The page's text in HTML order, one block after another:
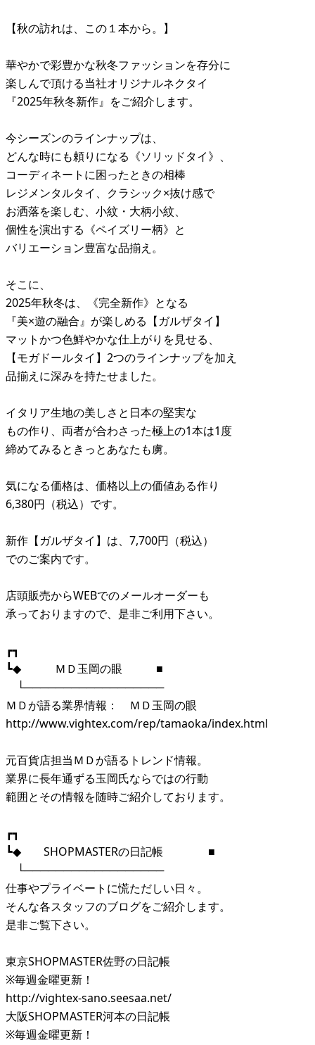
【秋の訪れは、この１本から。】
華やかで彩豊かな秋冬ファッションを存分に
楽しんで頂ける当社オリジナルネクタイ
『2025年秋冬新作』をご紹介します。
今シーズンのラインナップは、
どんな時にも頼りになる《ソリッドタイ》、
コーディネートに困ったときの相棒
レジメンタルタイ、クラシック×抜け感で
お洒落を楽しむ、小紋・大柄小紋、
個性を演出する《ペイズリー柄》と
バリエーション豊富な品揃え。
そこに、
2025年秋冬は、《完全新作》となる
『美×遊の融合』が楽しめる【ガルザタイ】
マットかつ色鮮やかな仕上がりを見せる、
【モガドールタイ】2つのラインナップを加え
品揃えに深みを持たせました。
イタリア生地の美しさと日本の堅実な
もの作り、両者が合わさった極上の1本は1度
締めてみるときっとあなたも虜。
気になる価格は、価格以上の価値ある作り
6,380円（税込）です。
新作【ガルザタイ】は、7,700円（税込）
でのご案内です。
店頭販売からWEBでのメールオーダーも
承っておりますので、是非ご利用下さい。
┏┓
┗◆ ＭＤ玉岡の眼 ■
└──────────────────
ＭＤが語る業界情報： ＭＤ玉岡の眼
http://www.vightex.com/rep/tamaoka/index.html
元百貨店担当ＭＤが語るトレンド情報。
業界に長年通ずる玉岡氏ならではの行動
範囲とその情報を随時ご紹介しております。
┏┓
┗◆ SHOPMASTERの日記帳 ■
└──────────────────
仕事やプライベートに慌ただしい日々。
そんな各スタッフのブログをご紹介します。
是非ご覧下さい。
東京SHOPMASTER佐野の日記帳
※毎週金曜更新！
http://vightex-sano.seesaa.net/
大阪SHOPMASTER河本の日記帳
※毎週金曜更新！